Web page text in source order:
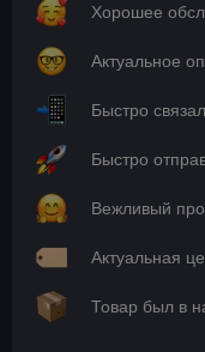
Хорошее
Актуальное
Быстро
Быстро
Вежливый
Актуальная
Товар был в